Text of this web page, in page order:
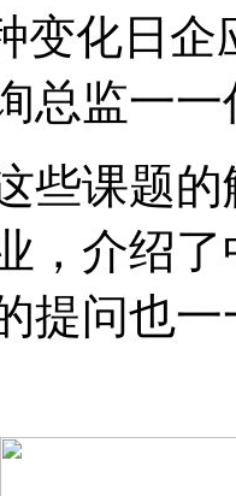
变化日
总监一
课题的
，介绍
提问也